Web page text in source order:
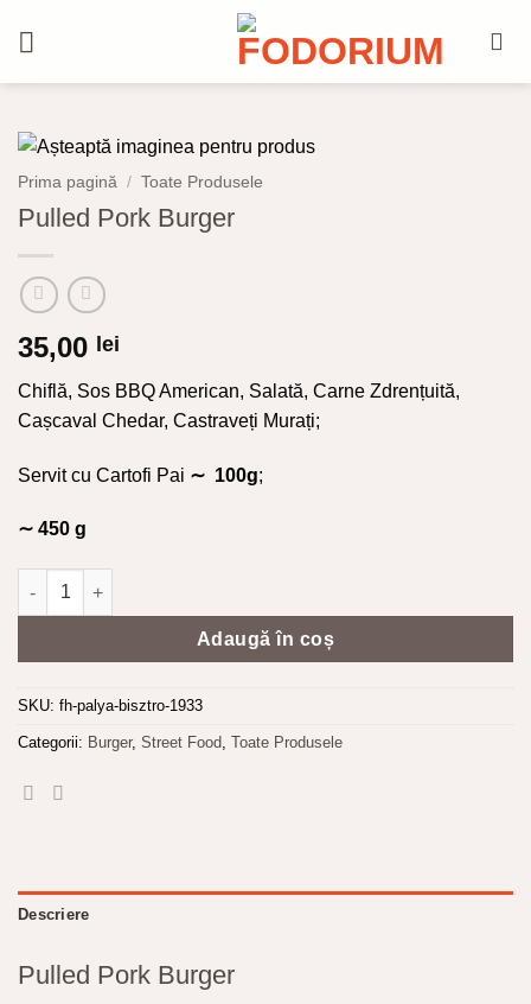
Prima pagină / Toate Produsele
Pulled Pork Burger
35,00 lei
Chiflă, Sos BBQ American, Salată, Carne Zdrențuită,
Cașcaval Chedar, Castraveți Murați;
Servit cu Cartofi Pai ∼ 100g;
∼ 450 g
Cantitate Pulled Pork Burger
Adaugă în coș
SKU: fh-palya-bisztro-1933
Categorii: Burger, Street Food, Toate Produsele
Descriere
Pulled Pork Burger